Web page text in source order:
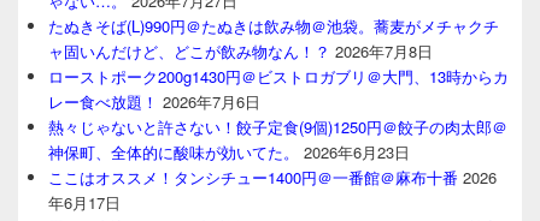
たぬきそば(L)990円＠たぬきは飲み物＠池袋。蕎麦がメチャクチ
ャ固いんだけど、どこが飲み物なん！？ 2026年7月8日
ローストポーク200g1430円＠ビストロガブリ＠大門、13時からカ
レー食べ放題！ 2026年7月6日
熱々じゃないと許さない！餃子定食(9個)1250円＠餃子の肉太郎＠
神保町、全体的に酸味が効いてた。
2026年6月23日
ここはオススメ！タンシチュー1400円＠一番館＠麻布十番 2026
年6月17日